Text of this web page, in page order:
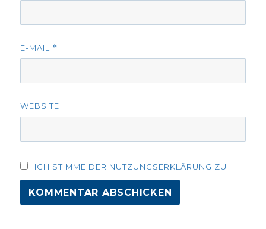
E-MAIL *
WEBSITE
ICH STIMME DER NUTZUNGSERKLÄRUNG ZU